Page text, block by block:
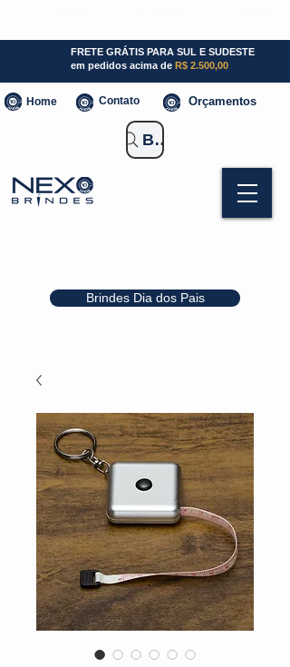
Brindes Dia dos Pais
FRETE GRÁTIS PARA SUL E SUDESTE
em pedidos acima de R$ 2.500,00
Home Contato Orçamentos
Buscar Brindes